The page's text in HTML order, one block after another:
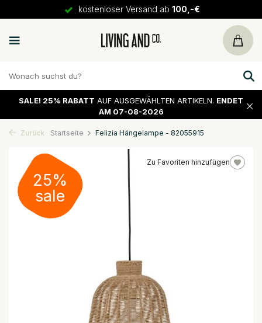
kostenloser Versand ab 100,-€
SALE! 25% RABATT AUF AUSGEWÄHLTEN ARTIKELN. ENDET
AM 07-08-2026
Zurück Startseite Felizia Hängelampe - 82055915
Zu Favoriten hinzufügen
25%
sale